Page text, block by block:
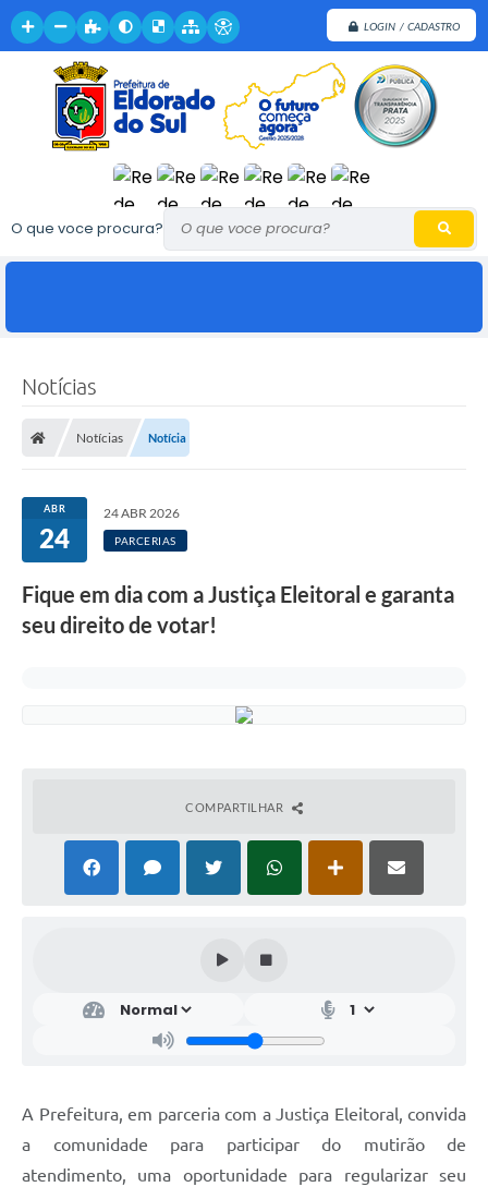
LOGIN / CADASTRO
O que voce procura?
Notícias
Notícias Notícia
ABR
24
24 ABR 2026
PARCERIAS
Fique em dia com a Justiça Eleitoral e garanta
seu direito de votar!
COMPARTILHAR
A Prefeitura, em parceria com a Justiça Eleitoral, convida
a comunidade para participar do mutirão de
atendimento, uma oportunidade para regularizar seu